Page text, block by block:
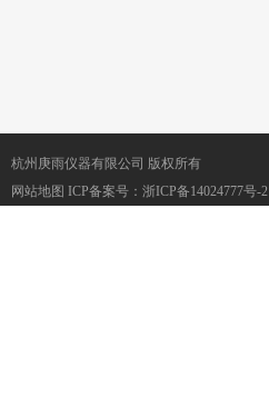
杭州庚雨仪器有限公司 版权所有
网站地图 ICP备案号： 浙ICP备14024777号-2